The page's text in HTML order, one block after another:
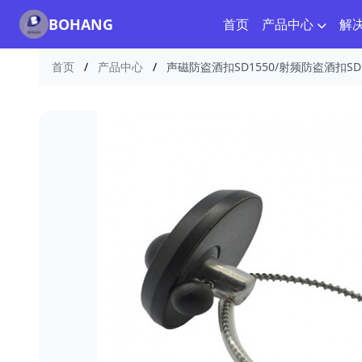
BOHANG 首页 产品中心 解
首页 / 产品中心 / 声磁防盗酒扣SD1550/射频防盗酒扣